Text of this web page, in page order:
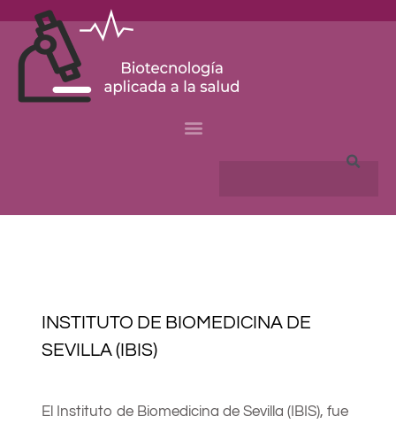
content
Search
INSTITUTO DE BIOMEDICINA DE
SEVILLA (IBIS)
El Instituto de Biomedicina de Sevilla (IBIS), fue